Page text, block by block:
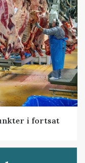
i fortsat